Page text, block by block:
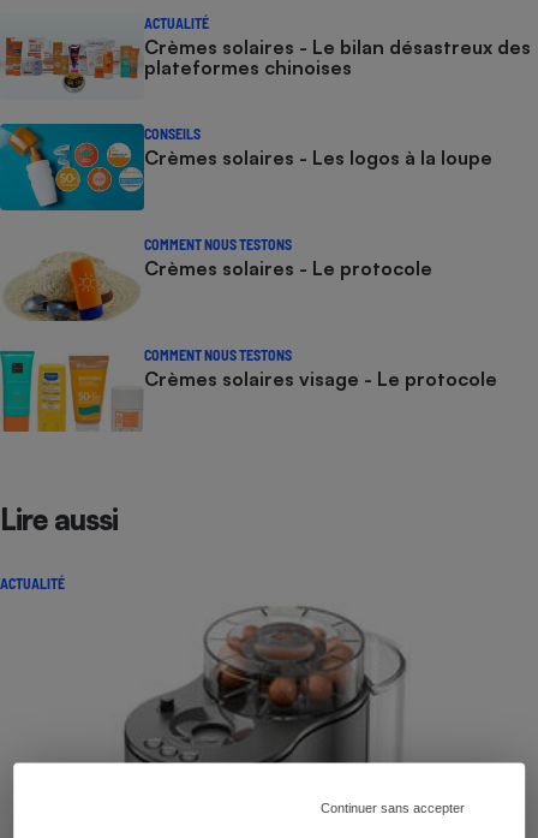
Continuer sans accepter
ACTUALITÉ
Crèmes solaires - Le bilan désastreux des
plateformes chinoises
CONSEILS
Crèmes solaires - Les logos à la loupe
COMMENT NOUS TESTONS
Crèmes solaires - Le protocole
COMMENT NOUS TESTONS
Crèmes solaires visage - Le protocole
Lire aussi
ACTUALITÉ